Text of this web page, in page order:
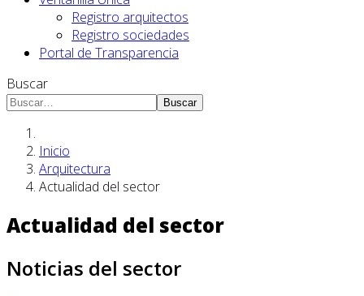
Registro arquitectos
Registro sociedades
Portal de Transparencia
Buscar
Buscar
Inicio
Arquitectura
Actualidad del sector
Actualidad del sector
Noticias del sector